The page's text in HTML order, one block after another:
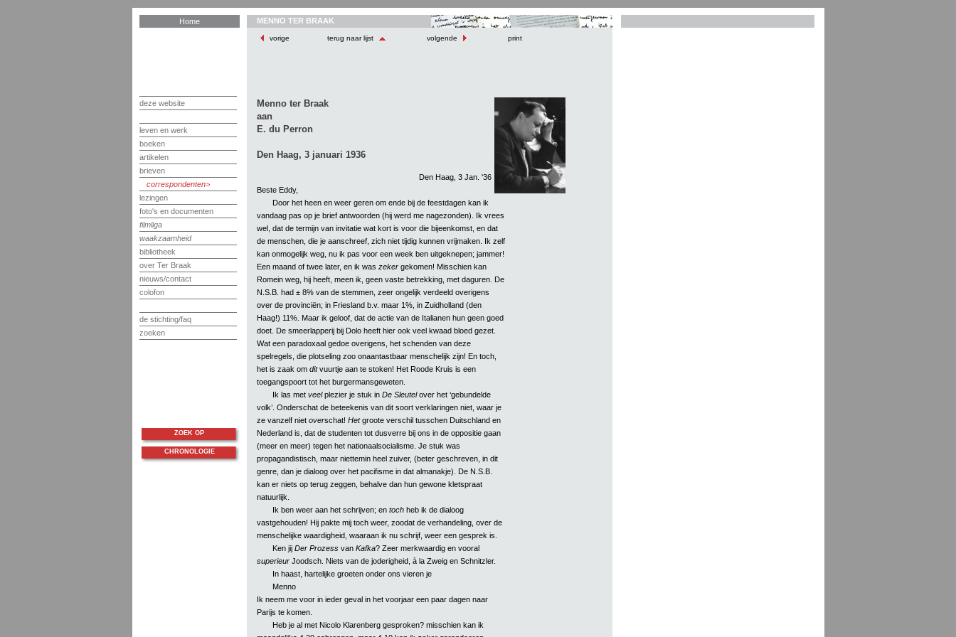
Home
deze website
leven en werk
boeken
artikelen
brieven
correspondenten
lezingen
foto's en documenten
filmliga
waakzaamheid
bibliotheek
over Ter Braak
nieuws/contact
colofon
de stichting/faq
zoeken
MENNO TER BRAAK
vorige terug naar lijst volgende print
Menno ter Braak
aan
E. du Perron
Den Haag, 3 januari 1936
Den Haag, 3 Jan. '36
Beste Eddy,
Door het heen en weer geren om ende bij de feestdagen kan ik
vandaag pas op je brief antwoorden (hij werd me nagezonden). Ik vrees
wel, dat de termijn van invitatie wat kort is voor die bijeenkomst, en dat
de menschen, die je aanschreef, zich niet tijdig kunnen vrijmaken. Ik zelf
kan onmogelijk weg, nu ik pas voor een week ben uitgeknepen; jammer!
Een maand of twee later, en ik was zekergekomen! Misschien kan
Romein weg, hij heeft, meen ik, geen vaste betrekking, met daguren. De
N.S.B. had ± 8% van de stemmen, zeer ongelijk verdeeld overigens
over de provinciën; in Friesland b.v. maar 1%, in Zuidholland (den
Haag!) 11%. Maar ik geloof, dat de actie van de Italianen hun geen goed
doet. De smeerlapperij bij Dolo heeft hier ook veel kwaad bloed gezet.
Wat een paradoxaal gedoe overigens, het schenden van deze
spelregels, die plotseling zoo onaantastbaar menschelijk zijn! En toch,
het is zaak om ditvuurtje aan te stoken! Het Roode Kruis is een
toegangspoort tot het burgermansgeweten.
Ik las met veelplezier je stuk in De Sleutelover het ‘gebundelde
volk’. Onderschat de beteekenis van dit soort verklaringen niet, waar je
ze vanzelf niet overschat! Hetgroote verschil tusschen Duitschland en
Nederland is, dat de studenten tot dusverre bij ons in de oppositie gaan
(meer en meer) tegen het nationaalsocialisme. Je stuk was
propagandistisch, maar niettemin heel zuiver, (beter geschreven, in dit
genre, dan je dialoog over het pacifisme in dat almanakje). De N.S.B.
kan er niets op terug zeggen, behalve dan hun gewone kletspraat
natuurlijk.
Ik ben weer aan het schrijven; en tochheb ik de dialoog
vastgehouden! Hij pakte mij toch weer, zoodat de verhandeling, over de
menschelijke waardigheid, waaraan ik nu schrijf, weer een gesprek is.
Ken jij Der Prozessvan Kafka? Zeer merkwaardig en vooral
superieurJoodsch. Niets van de joderigheid, à la Zweig en Schnitzler.
In haast, hartelijke groeten onder ons vieren je
Menno
Ik neem me voor in ieder geval in het voorjaar een paar dagen naar
Parijs te komen.
Heb je al met Nicolo Klarenberg gesproken? misschien kan ik
ZOEK OP
CHRONOLOGIE